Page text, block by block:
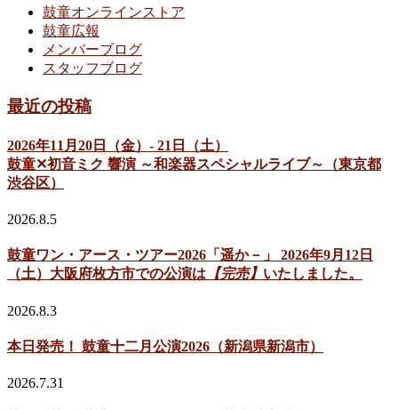
鼓童オンラインストア
鼓童広報
メンバーブログ
スタッフブログ
最近の投稿
2026年11月20日（金）- 21日（土）
鼓童✕初音ミク 響演 ～和楽器スペシャルライブ～（東京都
渋谷区）
2026.8.5
鼓童ワン・アース・ツアー2026「遥か－」 2026年9月12日
（土）大阪府枚方市での公演は 【完売】 いたしました。
2026.8.3
本日発売！ 鼓童十二月公演2026（新潟県新潟市）
2026.7.31